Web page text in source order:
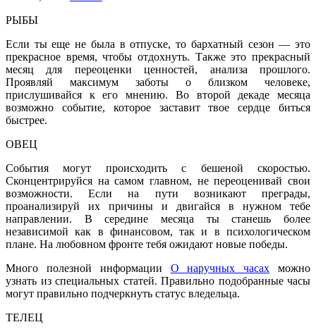
РЫБЫ
Если ты еще не была в отпуске, то бархатный сезон — это
прекрасное время, чтобы отдохнуть. Также это прекрасный
месяц для переоцен­ки ценностей, анализа прошлого.
Проявляй максимум заботы о близком человеке,
прислушивайся к его мнению. Во второй декаде месяца
возможно событие, которое заставит твое сердце биться
быстрее.
ОВЕЦ
События могут происходить с беше­ной скоростью.
Сконцентрируйся на самом главном, не переоценивай свои
возможности. Если на пути воз­никают преграды,
проанализируй их причины и двигайся в нужном тебе
направлении. В середине месяца ты станешь более
независимой как в финансовом, так и в психологическом
плане. На любовном фронте тебя ожидают новые победы.
Много полезной информации О наручных часах можно
узнать из специальных статей. Правильно подобранные часы
могут правильно подчеркнуть статус вледельца.
ТЕЛЕЦ